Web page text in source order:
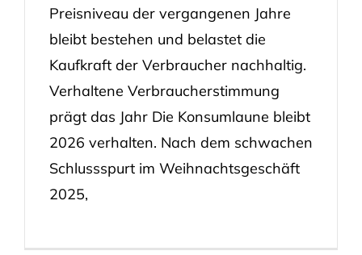
Preisniveau der vergangenen Jahre
bleibt bestehen und belastet die
Kaufkraft der Verbraucher nachhaltig.
Verhaltene Verbraucherstimmung
prägt das Jahr Die Konsumlaune bleibt
2026 verhalten. Nach dem schwachen
Schlussspurt im Weihnachtsgeschäft
2025,